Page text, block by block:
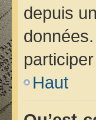
depuis
Haut